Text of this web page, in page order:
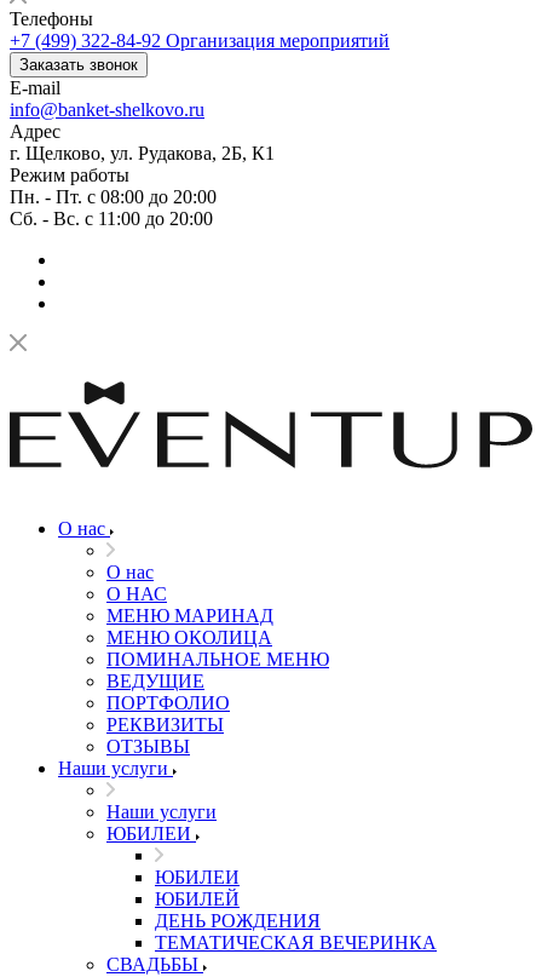
Телефоны
+7 (499) 322-84-92 Организация мероприятий
Заказать звонок
E-mail
info@banket-shelkovo.ru
Адрес
г. Щелково, ул. Рудакова, 2Б, К1
Режим работы
Пн. - Пт. с 08:00 до 20:00
Сб. - Вс. с 11:00 до 20:00
О нас
О нас
О НАС
МЕНЮ МАРИНАД
МЕНЮ ОКОЛИЦА
ПОМИНАЛЬНОЕ МЕНЮ
ВЕДУЩИЕ
ПОРТФОЛИО
РЕКВИЗИТЫ
ОТЗЫВЫ
Наши услуги
Наши услуги
ЮБИЛЕИ
ЮБИЛЕИ
ЮБИЛЕЙ
ДЕНЬ РОЖДЕНИЯ
ТЕМАТИЧЕСКАЯ ВЕЧЕРИНКА
СВАДЬБЫ